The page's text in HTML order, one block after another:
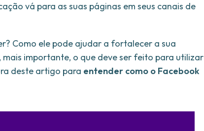
vá para as suas páginas em seus canais de
Como ele pode ajudar a fortalecer a sua
importante, o que deve ser feito para utilizar
deste artigo para entender como o Facebook